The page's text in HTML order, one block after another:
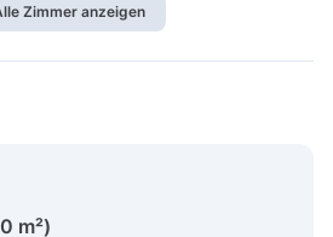
Zimmer anzeigen
m²)